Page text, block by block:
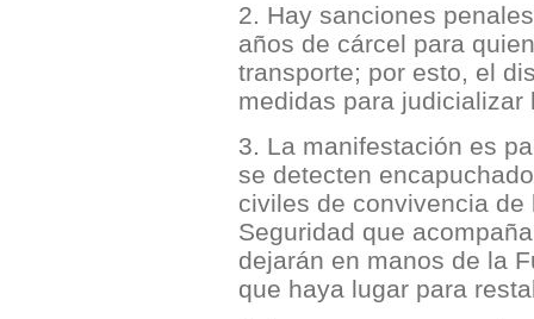
2. Hay sanciones
años de cárcel para
transporte; por esto, el
medidas para
3. La manifestación es
se detecten
civiles de convivencia
Seguridad que
dejarán en manos de la
que haya lugar para